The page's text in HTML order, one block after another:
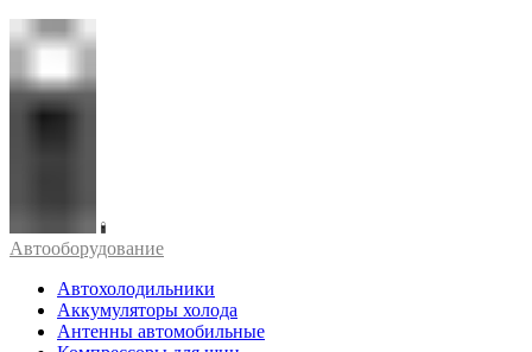
Автооборудование
Автохолодильники
Аккумуляторы холода
Антенны автомобильные